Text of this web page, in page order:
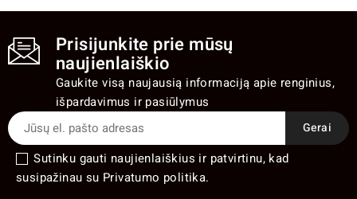
Prisijunkite prie mūsų
naujienlaiškio
Gaukite visą naujausią informaciją apie renginius,
išpardavimus ir pasiūlymus
Sutinku gauti naujienlaiškius ir patvirtinu, kad
susipažinau su Privatumo politika.